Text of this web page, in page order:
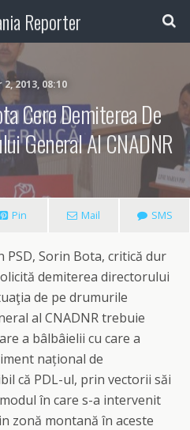
Reporter
2013, 08:10
Cere Demiterea De
General Al CNADNR
Pin Mail SMS
Sorin Bota, critică dur
demiterea directorului
de pe drumurile
al CNADNR trebuie
a bâlbâielii cu care a
național de
că PDL-ul, prin vectorii săi
în care s-a intervenit
zonă montană în aceste